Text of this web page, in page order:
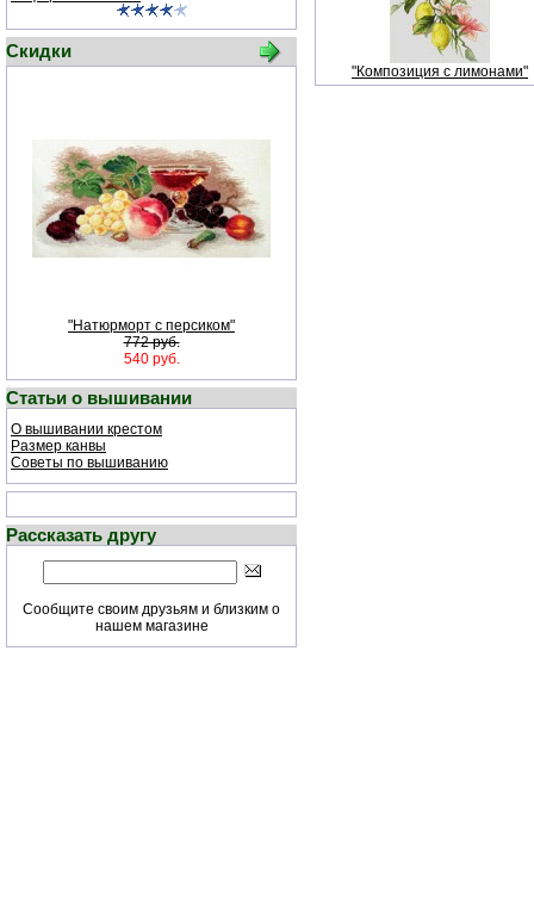
Скидки
"Натюрморт с персиком"
772 руб.
540 руб.
Статьи о вышивании
О вышивании крестом
Размер канвы
Советы по вышиванию
Рассказать другу
Сообщите своим друзьям и близким о
нашем магазине
"Композиция с лимонами"